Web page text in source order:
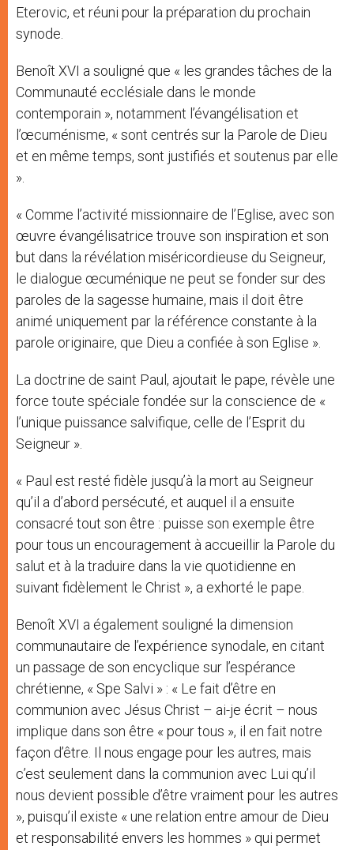
Eterovic, et réuni pour la préparation du prochain
synode.
Benoît XVI a souligné que « les grandes tâches de la
Communauté ecclésiale dans le monde
contemporain », notamment l’évangélisation et
l’œcuménisme, « sont centrés sur la Parole de Dieu
et en même temps, sont justifiés et soutenus par elle
».
« Comme l’activité missionnaire de l’Eglise, avec son
œuvre évangélisatrice trouve son inspiration et son
but dans la révélation miséricordieuse du Seigneur,
le dialogue œcuménique ne peut se fonder sur des
paroles de la sagesse humaine, mais il doit être
animé uniquement par la référence constante à la
parole originaire, que Dieu a confiée à son Eglise ».
La doctrine de saint Paul, ajoutait le pape, révèle une
force toute spéciale fondée sur la conscience de «
l’unique puissance salvifique, celle de l’Esprit du
Seigneur ».
« Paul est resté fidèle jusqu’à la mort au Seigneur
qu’il a d’abord persécuté, et auquel il a ensuite
consacré tout son être : puisse son exemple être
pour tous un encouragement à accueillir la Parole du
salut et à la traduire dans la vie quotidienne en
suivant fidèlement le Christ », a exhorté le pape.
Benoît XVI a également souligné la dimension
communautaire de l’expérience synodale, en citant
un passage de son encyclique sur l’espérance
chrétienne, « Spe Salvi » : « Le fait d’être en
communion avec Jésus Christ – ai-je écrit – nous
implique dans son être « pour tous », il en fait notre
façon d’être. Il nous engage pour les autres, mais
c’est seulement dans la communion avec Lui qu’il
nous devient possible d’être vraiment pour les autres
», puisqu’il existe « une relation entre amour de Dieu
et responsabilité envers les hommes » qui permet